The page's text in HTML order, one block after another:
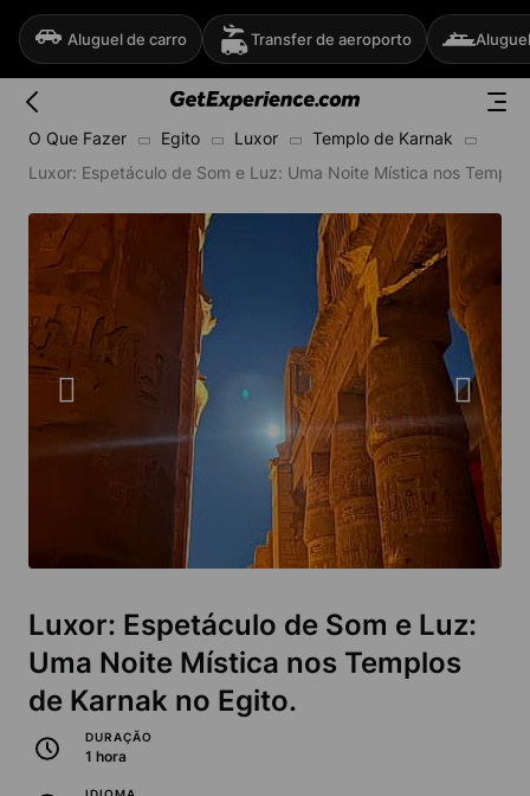
Aluguel de carro Transfer de aeroporto
O Que Fazer Egito Luxor
Templo de Karnak
Luxor: Espetáculo de Som e Luz: Uma Noite Mística nos
Luxor: Espetáculo de Som e Luz:
Uma Noite Mística nos Templos
de Karnak no Egito.
DURAÇÃO
1 hora